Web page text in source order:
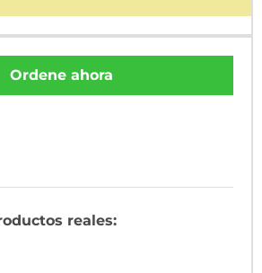
Ordene ahora
reales: